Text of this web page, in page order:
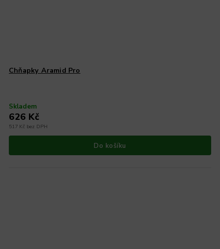
Chňapky Aramid Pro
Skladem
517 Kč bez DPH
626 Kč
Do košíku